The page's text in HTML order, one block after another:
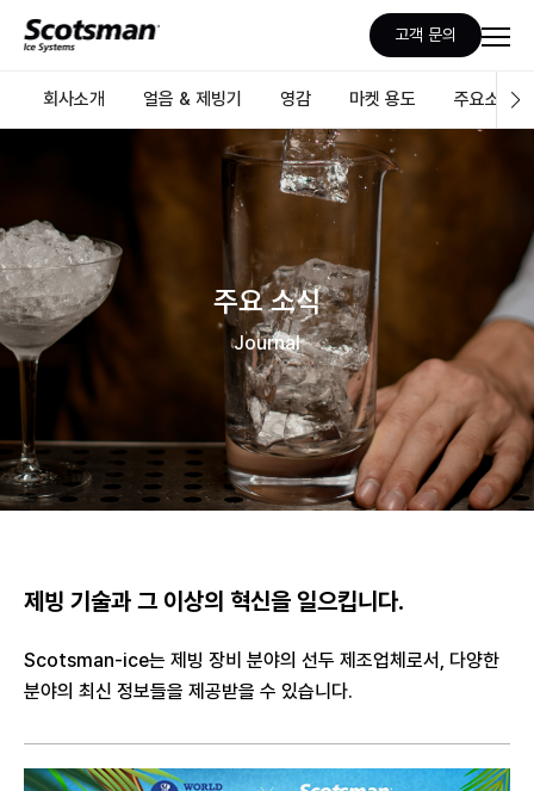
고객 문의
회사소개 얼음 & 제빙기 영감 마켓 용도 주요소식
주요 소식
Journal
제빙 기술과 그 이상의 혁신을 일으킵니다.
Scotsman-ice는 제빙 장비 분야의 선두 제조업체로서, 다양한
분야의 최신 정보들을 제공받을 수 있습니다.